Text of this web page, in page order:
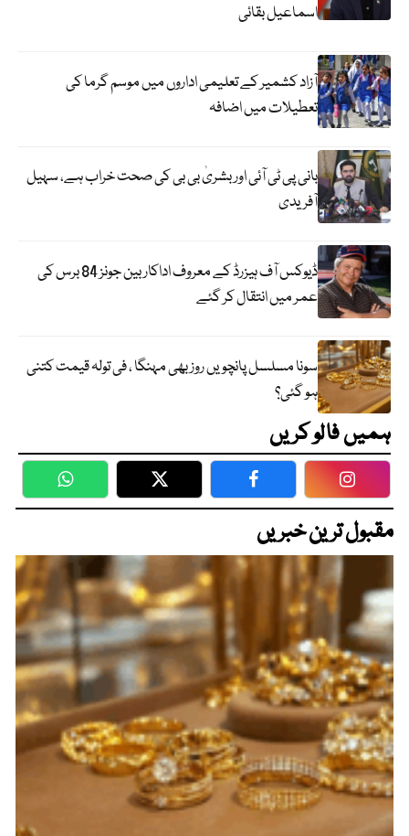
اسماعیل بقائی
آزاد کشمیر کے تعلیمی اداروں میں موسم گرما کی
تعطیلات میں اضافہ
بانی پی ٹی آئی اور بشریٰ بی بی کی صحت خراب ہے، سہیل
آفریدی
ڈیوکس آف ہیزرڈ کے معروف اداکار بین جونز 84 برس کی
عمر میں انتقال کر گئے
سونا مسلسل پانچویں روز بھی مہنگا ، فی تولہ قیمت کتنی
ہو گئی؟
ہمیں فالو کریں
WhatsApp Twitter Facebook
مقبول ترین خبریں